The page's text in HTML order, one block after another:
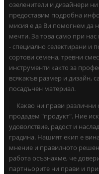
озеленители и дизайнери
предоставим подробна
мисия е да Ви помогнем да
мечти. За това само при
- специално селектирани и
сортови семена, тревни
инструменти както за
всякакъв размер и дизайн,
посадъчен материал.
Какво ни прави различни
продадем "продукт". Ние
удоволствие, радост и
градина. Нашият екип е
мнение и правилното
работа осъзнахме, че
партньорите ни прави и